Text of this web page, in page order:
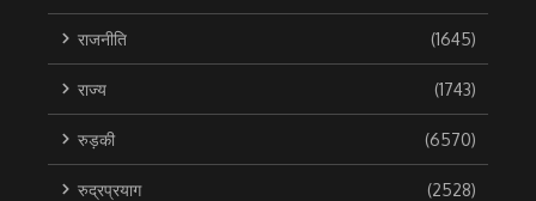
राजनीति (1645)
राज्य (1743)
रुड़की (6570)
रुद्रप्रयाग (2528)